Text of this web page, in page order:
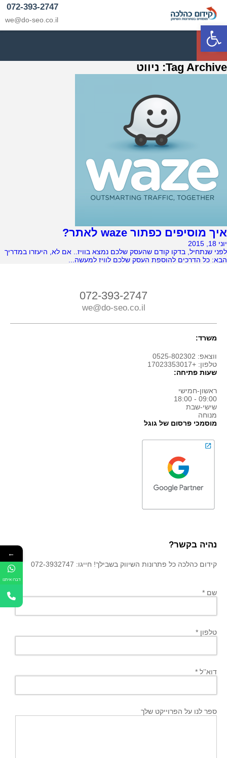
פתח סרגל נגישות
072-393-2747
we@do-seo.co.il
p
Tag Archive: ניווט
איך מוסיפים כפתור waze לאתר?
יוני 18, 2015
לפני שנתחיל, בדקו קודם שהעסק שלכם נמצא בוויז.. אם לא, היעזרו במדריך
הבא: כל הדרכים להוספת העסק שלכם לוויז למעשה...
072-393-2747
we@do-seo.co.il
משרד:
ווצאפ: 0525-802302
טלפון: +17023353017
שעות פתיחה:
ראשון-חמישי
09:00 - 18:00
שישי-שבת
מנוחה
מוסמכי פרסום של גוגל
נהיה בקשר?
קידום כהלכה כל פתרונות השיווק בשבילך! חייגו: 072-3932747
שם *
טלפון *
דוא’’ל *
ספר לנו על הפרוייקט שלך
←
דברו איתנו